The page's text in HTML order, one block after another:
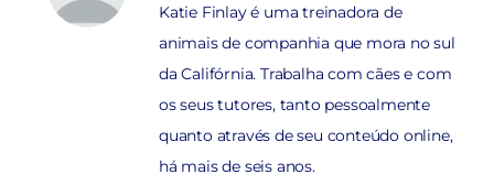
Katie Finlay é uma treinadora de
animais de companhia que mora no sul
da Califórnia. Trabalha com cães e com
os seus tutores, tanto pessoalmente
quanto através de seu conteúdo online,
há mais de seis anos.